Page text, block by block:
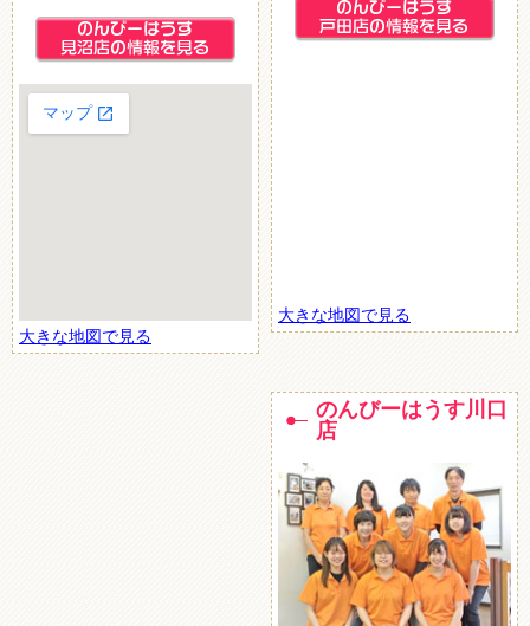
大きな地図で見る
大きな地図で見る
のんびーはうす川口
店